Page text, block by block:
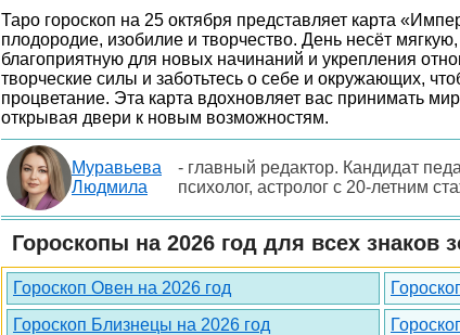
Таро гороскоп на 25 октября представляет карта
плодородие, изобилие и творчество. День несёт
благоприятную для новых начинаний и укрепления
творческие силы и заботьтесь о себе и окружающих,
процветание. Эта карта вдохновляет вас принимать
открывая двери к новым возможностям.
Муравьева
Людмила
- главный редактор. Кандидат
психолог, астролог с 20-летним
Гороскопы на 2026 год для всех знаков
Гороскоп Овен на 2026 год
Гороскоп Близнецы на 2026 год